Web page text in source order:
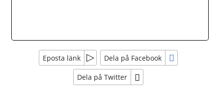
Eposta länk Dela på Facebook
Dela på Twitter